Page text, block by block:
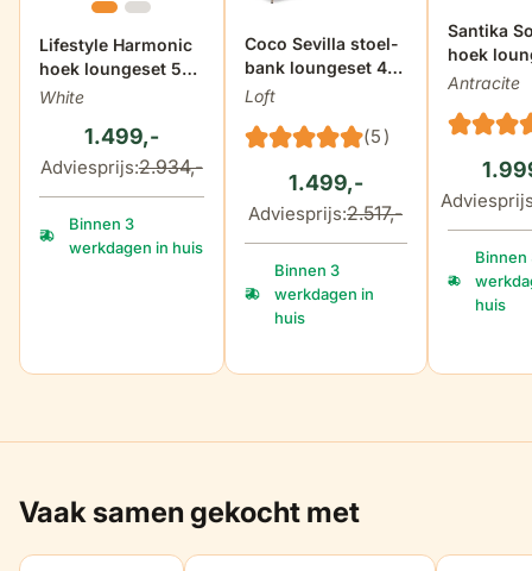
dikte zitkussens 12 cm
Lifestyle Harmonic
hoek loungeset 5-
delig
White
De prijs is afhankelijk van de gekozen opties op de
1.499,-
Adviesprijs:2.934,-
Binnen 3
werkdagen in huis
Coco Sevilla stoel-
bank loungeset 4-
delig
Loft
(5)
De prijs is afhankelijk van de
1.499,-
Adviesprijs:2.517,-
Binnen 3
werkdagen in
huis
Santika
hoek
5-delig
Antracite
De prijs
Binnen
huis
Vaak samen gekocht met